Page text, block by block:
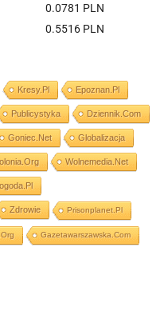
0.0781 PLN
0.5516 PLN
Kresy.pl Epoznan.pl
Publicystyka Dziennik.com
Goniec.net Globalizacja
Wolnemedia.net
Zdrowie Prisonplanet.pl
Gazetawarszawska.com